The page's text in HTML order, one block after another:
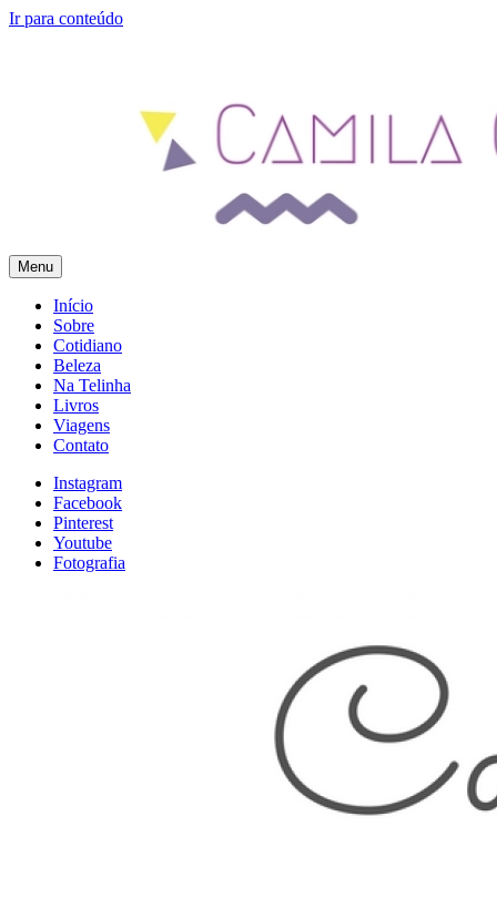
Ir para conteúdo
Camila Gomes
Blog Pessoal – Feito com Amor
Menu
Início
Sobre
Cotidiano
Beleza
Na Telinha
Livros
Viagens
Contato
Instagram
Facebook
Pinterest
Youtube
Fotografia